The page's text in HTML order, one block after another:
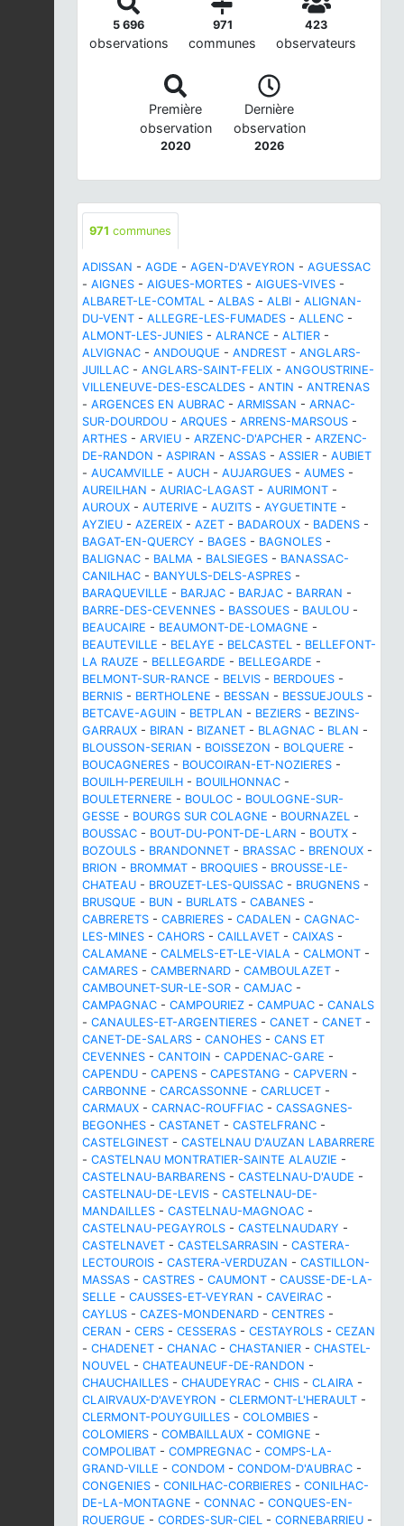
5 696
observations
971
communes
423
observateurs
Première
observation
2020
Dernière
observation
2026
971 communes
ADISSAN - AGDE - AGEN-D'AVEYRON - AGUESSAC
- AIGNES - AIGUES-MORTES - AIGUES-VIVES -
ALBARET-LE-COMTAL - ALBAS - ALBI - ALIGNAN-
DU-VENT - ALLEGRE-LES-FUMADES - ALLENC -
ALMONT-LES-JUNIES - ALRANCE - ALTIER -
ALVIGNAC - ANDOUQUE - ANDREST - ANGLARS-
JUILLAC - ANGLARS-SAINT-FELIX - ANGOUSTRINE-
VILLENEUVE-DES-ESCALDES - ANTIN - ANTRENAS
- ARGENCES EN AUBRAC - ARMISSAN - ARNAC-
SUR-DOURDOU - ARQUES - ARRENS-MARSOUS -
ARTHES - ARVIEU - ARZENC-D'APCHER - ARZENC-
DE-RANDON - ASPIRAN - ASSAS - ASSIER - AUBIET
- AUCAMVILLE - AUCH - AUJARGUES - AUMES -
AUREILHAN - AURIAC-LAGAST - AURIMONT -
AUROUX - AUTERIVE - AUZITS - AYGUETINTE -
AYZIEU - AZEREIX - AZET - BADAROUX - BADENS -
BAGAT-EN-QUERCY - BAGES - BAGNOLES -
BALIGNAC - BALMA - BALSIEGES - BANASSAC-
CANILHAC - BANYULS-DELS-ASPRES -
BARAQUEVILLE - BARJAC - BARJAC - BARRAN -
BARRE-DES-CEVENNES - BASSOUES - BAULOU -
BEAUCAIRE - BEAUMONT-DE-LOMAGNE -
BEAUTEVILLE - BELAYE - BELCASTEL - BELLEFONT-
LA RAUZE - BELLEGARDE - BELLEGARDE -
BELMONT-SUR-RANCE - BELVIS - BERDOUES -
BERNIS - BERTHOLENE - BESSAN - BESSUEJOULS -
BETCAVE-AGUIN - BETPLAN - BEZIERS - BEZINS-
GARRAUX - BIRAN - BIZANET - BLAGNAC - BLAN -
BLOUSSON-SERIAN - BOISSEZON - BOLQUERE -
BOUCAGNERES - BOUCOIRAN-ET-NOZIERES -
BOUILH-PEREUILH - BOUILHONNAC -
BOULETERNERE - BOULOC - BOULOGNE-SUR-
GESSE - BOURGS SUR COLAGNE - BOURNAZEL -
BOUSSAC - BOUT-DU-PONT-DE-LARN - BOUTX -
BOZOULS - BRANDONNET - BRASSAC - BRENOUX -
BRION - BROMMAT - BROQUIES - BROUSSE-LE-
CHATEAU - BROUZET-LES-QUISSAC - BRUGNENS -
BRUSQUE - BUN - BURLATS - CABANES -
CABRERETS - CABRIERES - CADALEN - CAGNAC-
LES-MINES - CAHORS - CAILLAVET - CAIXAS -
CALAMANE - CALMELS-ET-LE-VIALA - CALMONT -
CAMARES - CAMBERNARD - CAMBOULAZET -
CAMBOUNET-SUR-LE-SOR - CAMJAC -
CAMPAGNAC - CAMPOURIEZ - CAMPUAC - CANALS
- CANAULES-ET-ARGENTIERES - CANET - CANET -
CANET-DE-SALARS - CANOHES - CANS ET
CEVENNES - CANTOIN - CAPDENAC-GARE -
CAPENDU - CAPENS - CAPESTANG - CAPVERN -
CARBONNE - CARCASSONNE - CARLUCET -
CARMAUX - CARNAC-ROUFFIAC - CASSAGNES-
BEGONHES - CASTANET - CASTELFRANC -
CASTELGINEST - CASTELNAU D'AUZAN LABARRERE
- CASTELNAU MONTRATIER-SAINTE ALAUZIE -
CASTELNAU-BARBARENS - CASTELNAU-D'AUDE -
CASTELNAU-DE-LEVIS - CASTELNAU-DE-
MANDAILLES - CASTELNAU-MAGNOAC -
CASTELNAU-PEGAYROLS - CASTELNAUDARY -
CASTELNAVET - CASTELSARRASIN - CASTERA-
LECTOUROIS - CASTERA-VERDUZAN - CASTILLON-
MASSAS - CASTRES - CAUMONT - CAUSSE-DE-LA-
SELLE - CAUSSES-ET-VEYRAN - CAVEIRAC -
CAYLUS - CAZES-MONDENARD - CENTRES -
CERAN - CERS - CESSERAS - CESTAYROLS - CEZAN
- CHADENET - CHANAC - CHASTANIER - CHASTEL-
NOUVEL - CHATEAUNEUF-DE-RANDON -
CHAUCHAILLES - CHAUDEYRAC - CHIS - CLAIRA -
CLAIRVAUX-D'AVEYRON - CLERMONT-L'HERAULT -
CLERMONT-POUYGUILLES - COLOMBIES -
COLOMIERS - COMBAILLAUX - COMIGNE -
COMPOLIBAT - COMPREGNAC - COMPS-LA-
GRAND-VILLE - CONDOM - CONDOM-D'AUBRAC -
CONGENIES - CONILHAC-CORBIERES - CONILHAC-
DE-LA-MONTAGNE - CONNAC - CONQUES-EN-
ROUERGUE - CORDES-SUR-CIEL - CORNEBARRIEU -